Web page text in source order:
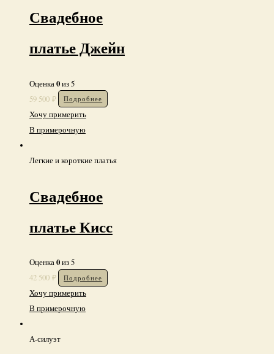
Свадебное
платье Джейн
Оценка
из 5
59 500₽ Подробнее
Хочу примерить
Свадебное
платье Кисс
Оценка
из 5
42 500₽ Подробнее
Хочу примерить